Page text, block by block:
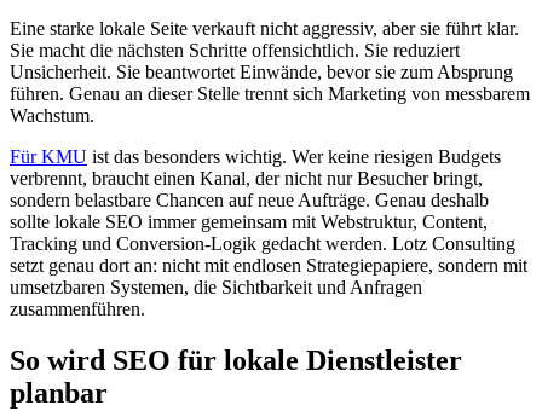
Eine starke lokale Seite verkauft nicht aggressiv, aber sie führt klar.
Sie macht die nächsten Schritte offensichtlich. Sie reduziert
Unsicherheit. Sie beantwortet Einwände, bevor sie zum Absprung
führen. Genau an dieser Stelle trennt sich Marketing von messbarem
Wachstum.
Für KMU ist das besonders wichtig. Wer keine riesigen Budgets
verbrennt, braucht einen Kanal, der nicht nur Besucher bringt,
sondern belastbare Chancen auf neue Aufträge. Genau deshalb
sollte lokale SEO immer gemeinsam mit Webstruktur, Content,
Tracking und Conversion-Logik gedacht werden. Lotz Consulting
setzt genau dort an: nicht mit endlosen Strategiepapiere, sondern mit
umsetzbaren Systemen, die Sichtbarkeit und Anfragen
zusammenführen.
So wird SEO für lokale Dienstleister
planbar